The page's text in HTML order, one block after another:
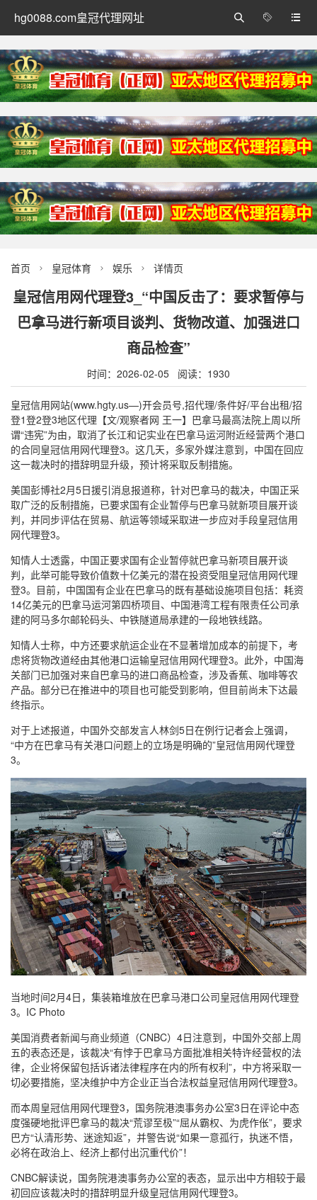
hg0088.com皇冠代理网址 


首页  皇冠体育  娱乐  详情页
皇冠信用网代理登3_“中国反击了：要求暂停与
巴拿马进行新项目谈判、货物改道、加强进口
商品检查”
时间：2026-02-05 阅读：1930
皇冠信用网站(www.hgty.us—)开会员号,招代理/条件好/平台出租/招
登1登2登3地区代理【文/观察者网 王一】巴拿马最高法院上周以所
谓“违宪”为由，取消了长江和记实业在巴拿马运河附近经营两个港口
的合同皇冠信用网代理登3。这几天，多家外媒注意到，中国在回应
这一裁决时的措辞明显升级，预计将采取反制措施。
美国彭博社2月5日援引消息报道称，针对巴拿马的裁决，中国正采
取广泛的反制措施，已要求国有企业暂停与巴拿马就新项目展开谈
判，并同步评估在贸易、航运等领域采取进一步应对手段皇冠信用
网代理登3。
知情人士透露，中国正要求国有企业暂停就巴拿马新项目展开谈
判，此举可能导致价值数十亿美元的潜在投资受阻皇冠信用网代理
登3。目前，中国国有企业在巴拿马的既有基础设施项目包括：耗资
14亿美元的巴拿马运河第四桥项目、中国港湾工程有限责任公司承
建的阿马多尔邮轮码头、中铁隧道局承建的一段地铁线路。
知情人士称，中方还要求航运企业在不显著增加成本的前提下，考
虑将货物改道经由其他港口运输皇冠信用网代理登3。此外，中国海
关部门已加强对来自巴拿马的进口商品检查，涉及香蕉、咖啡等农
产品。部分已在推进中的项目也可能受到影响，但目前尚未下达最
终指示。
对于上述报道，中国外交部发言人林剑5日在例行记者会上强调，
“中方在巴拿马有关港口问题上的立场是明确的”皇冠信用网代理登
3。
当地时间2月4日，集装箱堆放在巴拿马港口公司皇冠信用网代理登
3。IC Photo
美国消费者新闻与商业频道（CNBC）4日注意到，中国外交部上周
五的表态还是，该裁决“有悖于巴拿马方面批准相关特许经营权的法
律，企业将保留包括诉诸法律程序在内的所有权利”，中方将采取一
切必要措施，坚决维护中方企业正当合法权益皇冠信用网代理登3。
而本周皇冠信用网代理登3，国务院港澳事务办公室3日在评论中态
度强硬地批评巴拿马的裁决“荒谬至极”“屈从霸权、为虎作伥”，要求
巴方“认清形势、迷途知返”，并警告说“如果一意孤行，执迷不悟，
必将在政治上、经济上都付出沉重代价”！
CNBC解读说，国务院港澳事务办公室的表态，显示出中方相较于最
初回应该裁决时的措辞明显升级皇冠信用网代理登3。